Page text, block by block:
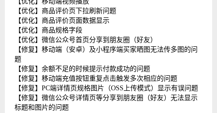
【优化】商品评价页下拉刷新问题
【优化】商品评价页面数据显示
【优化】商品规格字段
【优化】微信公众号首页分享到朋友圈（好友）
【修复】移动端（安卓）及小程序端买家晒图无法传多图的问
题
【修复】余额不足的时候提示付款成功的问题
【修复】移动端充值按钮重复点击触发多次相应的问题
【修复】PC端详情页规格图片（OSS上传模式）显示有误问题
【修复】微信公众号详情页等分享到朋友圈（好友）无法显示
标题和图片的问题